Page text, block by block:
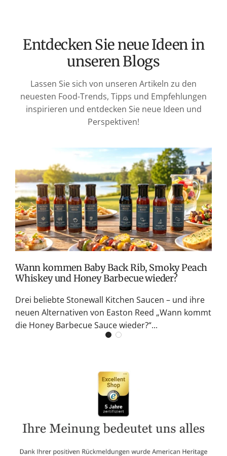
Entdecken Sie neue Ideen in
unseren Blogs
Lassen Sie sich von unseren Artikeln zu den
neuesten Food-Trends, Tipps und Empfehlungen
inspirieren und entdecken Sie neue Ideen und
Perspektiven!
Wann kommen Baby Back Rib, Smoky Peach
Whiskey und Honey Barbecue wieder?
Drei beliebte Stonewall Kitchen Saucen – und ihre
neuen Alternativen von Easton Reed „Wann kommt
die Honey Barbecue Sauce wieder?“...